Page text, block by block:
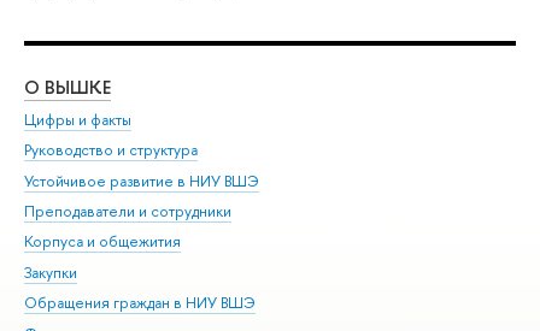
О ВЫШКЕ
Цифры и факты
Руководство и структура
Устойчивое развитие в НИУ ВШЭ
Преподаватели и сотрудники
Корпуса и общежития
Закупки
Обращения граждан в НИУ ВШЭ